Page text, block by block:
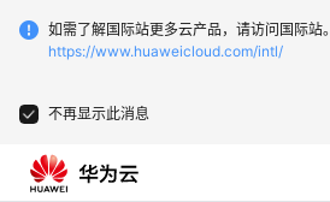
如需了解国际站更多云产品，请访问国际站。
https://www.huaweicloud.com/intl/
不再显示此消息